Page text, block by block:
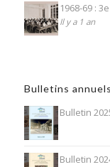
1968-69 :
Il y a 1 an
Bulletins
Bulletin
Bulletin